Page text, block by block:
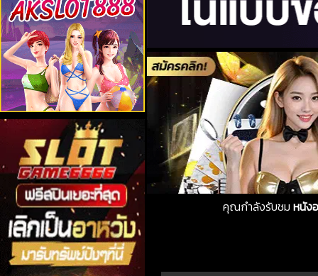
คุณกำลังรับชม หนัง